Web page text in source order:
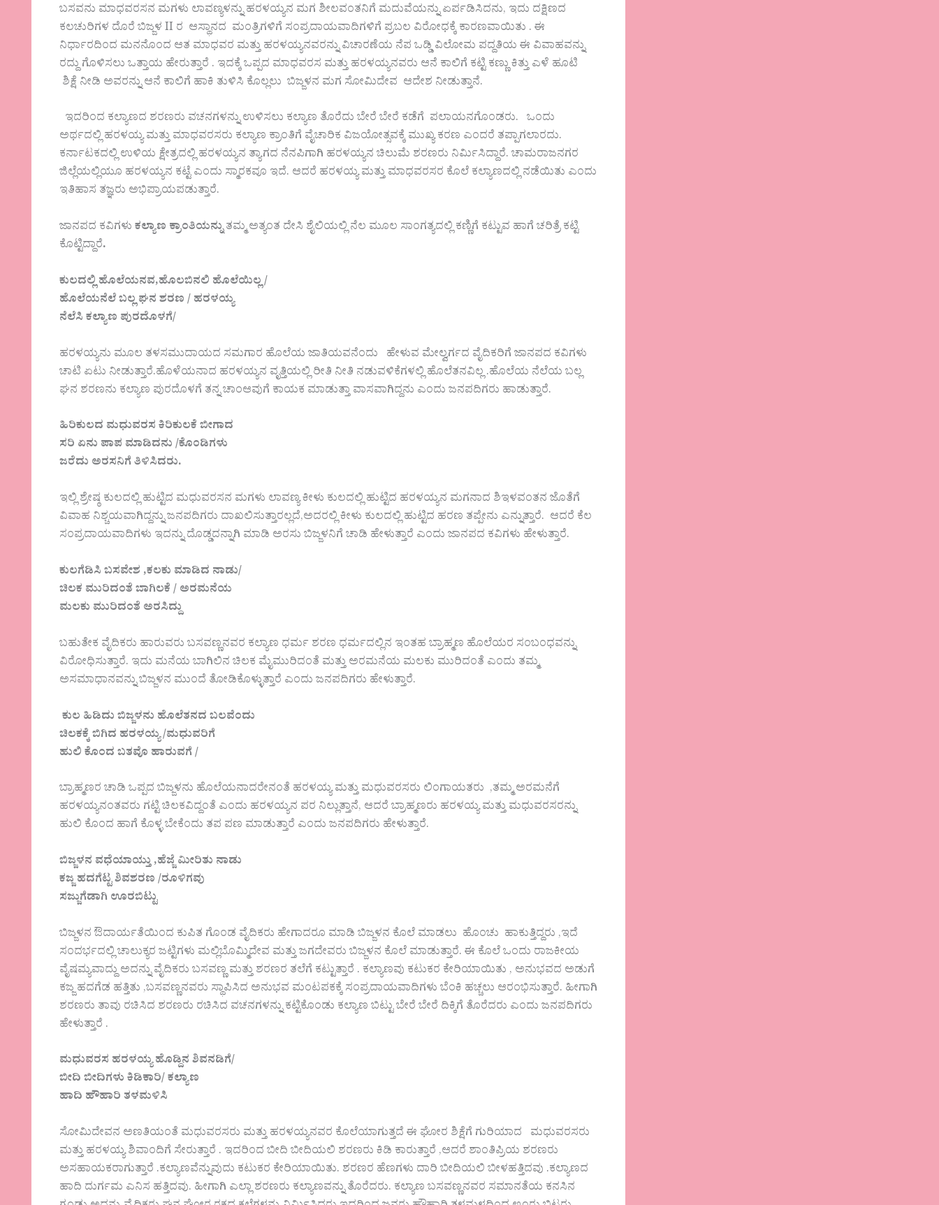
ಬಸವನು ಮಾಧವರಸನ ಮಗಳು ಲಾವಣ್ಯಳನ್ನು ಹರಳಯ್ಯನ ಮಗ ಶೀಲವಂತನಿಗೆ ಮದುವೆಯನ್ನು ಏರ್ಪಡಿಸಿದನು, ಇದು ದಕ್ಷಿಣದ
ಕಲಚುರಿಗಳ ದೊರೆ ಬಿಜ್ಜಳ II ರ ಆಸ್ಥಾನದ ಮಂತ್ರಿಗಳಿಗೆ ಸಂಪ್ರದಾಯವಾದಿಗಳಿಗೆ ಪ್ರಬಲ ವಿರೋಧಕ್ಕೆ ಕಾರಣವಾಯಿತು . ಈ
ನಿರ್ಧಾರದಿಂದ ಮನನೊಂದ ಆತ ಮಾಧವರ ಮತ್ತು ಹರಳಯ್ಯನವರನ್ನು ವಿಚಾರಣೆಯ ನೆಪ ಒಡ್ಡಿ ವಿಲೋಮ ಪದ್ದತಿಯ ಈ ವಿವಾಹವನ್ನು
ರದ್ದು ಗೊಳಿಸಲು ಒತ್ತಾಯ ಹೇರುತ್ತಾರೆ . ಇದಕ್ಕೆ ಒಪ್ಪದ ಮಾಧವರಸ ಮತ್ತು ಹರಳಯ್ಯನವರು ಆನೆ ಕಾಲಿಗೆ ಕಟ್ಟಿ ಕಣ್ಣು ಕಿತ್ತು ಎಳೆ ಹೂಟಿ
ಶಿಕ್ಷೆ ನೀಡಿ ಅವರನ್ನು ಆನೆ ಕಾಲಿಗೆ ಹಾಕಿ ತುಳಿಸಿ ಕೊಲ್ಲಲು ಬಿಜ್ಜಳನ ಮಗ ಸೋಮಿದೇವ ಆದೇಶ ನೀಡುತ್ತಾನೆ.
ಇದರಿಂದ ಕಲ್ಯಾಣದ ಶರಣರು ವಚನಗಳನ್ನು ಉಳಿಸಲು ಕಲ್ಯಾಣ ತೊರೆದು ಬೇರೆ ಬೇರೆ ಕಡೆಗೆ ಪಲಾಯನಗೊಂಡರು. ಒಂದು
ಅರ್ಥದಲ್ಲಿ ಹರಳಯ್ಯ ಮತ್ತು ಮಾಧವರಸರು ಕಲ್ಯಾಣ ಕ್ರಾಂತಿಗೆ ವೈಚಾರಿಕ ವಿಜಯೋತ್ಸವಕ್ಕೆ ಮುಖ್ಯ ಕರಣ ಎಂದರೆ ತಪ್ಪಾಗಲಾರದು.
ಕರ್ನಾಟಕದಲ್ಲಿ ಉಳಿಯ ಕ್ಷೇತ್ರದಲ್ಲಿ ಹರಳಯ್ಯನ ತ್ಯಾಗದ ನೆನಪಿಗಾಗಿ ಹರಳಯ್ಯನ ಚಿಲುಮೆ ಶರಣರು ನಿರ್ಮಿಸಿದ್ದಾರೆ. ಚಾಮರಾಜನಗರ
ಜಿಲ್ಲೆಯಲ್ಲಿಯೂ ಹರಳಯ್ಯನ ಕಟ್ಟೆ ಎಂದು ಸ್ಮಾರಕವೂ ಇದೆ. ಆದರೆ ಹರಳಯ್ಯ ಮತ್ತು ಮಾಧವರಸರ ಕೊಲೆ ಕಲ್ಯಾಣದಲ್ಲಿ ನಡೆಯಿತು ಎಂದು
ಇತಿಹಾಸ ತಜ್ಞರು ಅಭಿಪ್ರಾಯಪಡುತ್ತಾರೆ.
ಜಾನಪದ ಕವಿಗಳುಕಲ್ಯಾಣ ಕ್ರಾಂತಿಯನ್ನುತಮ್ಮ ಅತ್ಯಂತ ದೇಸಿ ಶೈಲಿಯಲ್ಲಿ ನೆಲ ಮೂಲ ಸಾಂಗತ್ಯದಲ್ಲಿ ಕಣ್ಣಿಗೆ ಕಟ್ಟುವ ಹಾಗೆ ಚರಿತ್ರೆ ಕಟ್ಟಿ
ಕೊಟ್ಟಿದ್ದಾರೆ.
ಕುಲದಲ್ಲಿ ಹೊಲೆಯನವ,ಹೊಲಬಿನಲಿ ಹೊಲೆಯಿಲ್ಲ /
ಹೊಲೆಯನೆಲೆ ಬಲ್ಲ ಘನ ಶರಣ / ಹರಳಯ್ಯ
ನೆಲೆಸಿ ಕಲ್ಯಾಣ ಪುರದೊಳಗೆ/
ಹರಳಯ್ಯನು ಮೂಲ ತಳಸಮುದಾಯದ ಸಮಗಾರ ಹೊಲೆಯ ಜಾತಿಯವನೆಂದು ಹೇಳುವ ಮೇಲ್ವರ್ಗದ ವೈದಿಕರಿಗೆ ಜಾನಪದ ಕವಿಗಳು
ಚಾಟಿ ಏಟು ನೀಡುತ್ತಾರೆ.ಹೊಳೆಯನಾದ ಹರಳಯ್ಯನ ವೃತ್ತಿಯಲ್ಲಿ ರೀತಿ ನೀತಿ ನಡುವಳಿಕೆಗಳಲ್ಲಿ ಹೊಲೆತನವಿಲ್ಲ .ಹೊಲೆಯ ನೆಲೆಯ ಬಲ್ಲ
ಘನ ಶರಣನು ಕಲ್ಯಾಣ ಪುರದೊಳಗೆ ತನ್ನ ಚಾಂಆವುಗೆ ಕಾಯಕ ಮಾಡುತ್ತಾ ವಾಸವಾಗಿದ್ದನು ಎಂದು ಜನಪದಿಗರು ಹಾಡುತ್ತಾರೆ.
ಹಿರಿಕುಲದ ಮಧುವರಸ ಕಿರಿಕುಲಕೆ ಬೀಗಾದ
ಸರಿ ಏನು ಪಾಪ ಮಾಡಿದನು /ಕೊಂಡಿಗಳು
ಜರೆದು ಅರಸನಿಗೆ ತಿಳಿಸಿದರು.
ಇಲ್ಲಿ ಶ್ರೇಷ್ಠ ಕುಲದಲ್ಲಿ ಹುಟ್ಟಿದ ಮಧುವರಸನ ಮಗಳು ಲಾವಣ್ಯ ಕೀಳು ಕುಲದಲ್ಲಿ ಹುಟ್ಟಿದ ಹರಳಯ್ಯನ ಮಗನಾದ ಶಿಇಳವಂತನ ಜೊತೆಗೆ
ವಿವಾಹ ನಿಶ್ಚಯವಾಗಿದ್ದನ್ನು ಜನಪದಿಗರು ದಾಖಲಿಸುತ್ತಾರಲ್ಲದೆ,ಅದರಲ್ಲಿ ಕೀಳು ಕುಲದಲ್ಲಿ ಹುಟ್ಟಿದ ಹರಣ ತಪ್ಪೇನು ಎನ್ನುತ್ತಾರೆ. ಆದರೆ ಕೆಲ
ಸಂಪ್ರದಾಯವಾದಿಗಳು ಇದನ್ನು ದೊಡ್ಡದನ್ನಾಗಿ ಮಾಡಿ ಅರಸು ಬಿಜ್ಜಳನಿಗೆ ಚಾಡಿ ಹೇಳುತ್ತಾರೆ ಎಂದು ಜಾನಪದ ಕವಿಗಳು ಹೇಳುತ್ತಾರೆ.
ಕುಲಗೆಡಿಸಿ ಬಸವೇಶ ,ಕಲಕು ಮಾಡಿದ ನಾಡು/
ಚಿಲಕ ಮುರಿದಂತೆ ಬಾಗಿಲಕೆ / ಅರಮನೆಯ
ಮಲಕು ಮುರಿದಂತೆ ಅರಸಿದ್ದು
ಬಹುತೇಕ ವೈದಿಕರು ಹಾರುವರು ಬಸವಣ್ಣನವರ ಕಲ್ಯಾಣ ಧರ್ಮ ಶರಣ ಧರ್ಮದಲ್ಲಿನ ಇಂತಹ ಬ್ರಾಹ್ಮಣ ಹೊಲೆಯರ ಸಂಬಂಧವನ್ನು
ವಿರೋಧಿಸುತ್ತಾರೆ. ಇದು ಮನೆಯ ಬಾಗಿಲಿನ ಚಿಲಕ ಮೈಮುರಿದಂತೆ ಮತ್ತು ಅರಮನೆಯ ಮಲಕು ಮುರಿದಂತೆ ಎಂದು ತಮ್ಮ
ಅಸಮಾಧಾನವನ್ನು ಬಿಜ್ಜಳನ ಮುಂದೆ ತೋಡಿಕೊಳ್ಳುತ್ತಾರೆ ಎಂದು ಜನಪದಿಗರು ಹೇಳುತ್ತಾರೆ.
ಕುಲ ಹಿಡಿದು ಬಿಜ್ಜಳನು ಹೊಲೆತನದ ಬಲವೆಂದು
ಚಿಲಕಕ್ಕೆ ಬಿಗಿದ ಹರಳಯ್ಯ /ಮಧುವರಿಗೆ
ಹುಲಿ ಕೊಂದ ಬತವೊ ಹಾರುವಗೆ /
ಬ್ರಾಹ್ಮಣರ ಚಾಡಿ ಒಪ್ಪದ ಬಿಜ್ಜಳನು ಹೊಲೆಯನಾದರೇನಂತೆ ಹರಳಯ್ಯ ಮತ್ತು ಮಧುವರಸರು ಲಿಂಗಾಯತರು ,ತಮ್ಮ ಅರಮನೆಗೆ
ಹರಳಯ್ಯನಂತವರು ಗಟ್ಟಿ ಚಿಲಕವಿದ್ದಂತೆ ಎಂದು ಹರಳಯ್ಯನ ಪರ ನಿಲ್ಲುತ್ತಾನೆ, ಆದರೆ ಬ್ರಾಹ್ಮಣರು ಹರಳಯ್ಯ ಮತ್ತು ಮಧುವರಸರನ್ನು
ಹುಲಿ ಕೊಂದ ಹಾಗೆ ಕೊಳ್ಳ ಬೇಕೆಂದು ತಪ ಪಣ ಮಾಡುತ್ತಾರೆ ಎಂದು ಜನಪದಿಗರು ಹೇಳುತ್ತಾರೆ.
ಬಿಜ್ಜಳನ ವಧೆಯಾಯ್ತು ,ಹೆಜ್ಜೆ ಮೀರಿತು ನಾಡು
ಕಜ್ಜ ಹದಗೆಟ್ಟ ಶಿವಶರಣ /ರೂಳಿಗವು
ಸಜ್ಜುಗೆಡಾಗಿ ಊರಬಿಟ್ಟು
ಬಿಜ್ಜಳನ ಔದಾರ್ಯತೆಯಿಂದ ಕುಪಿತ ಗೊಂಡ ವೈದಿಕರು ಹೇಗಾದರೂ ಮಾಡಿ ಬಿಜ್ಜಳನ ಕೊಲೆ ಮಾಡಲು ಹೊಂಚು ಹಾಕುತ್ತಿದ್ದರು ,ಇದೆ
ಸಂದರ್ಭದಲ್ಲಿ ಚಾಲುಕ್ಯರ ಜಟ್ಟಿಗಳು ಮಲ್ಲಿಬೊಮ್ಮಿದೇವ ಮತ್ತು ಜಗದೇವರು ಬಿಜ್ಜಳನ ಕೊಲೆ ಮಾಡುತ್ತಾರೆ. ಈ ಕೊಲೆ ಒಂದು ರಾಜಕೀಯ
ವೈಷಮ್ಯವಾದ್ದು ಅದನ್ನು ವೈದಿಕರು ಬಸವಣ್ಣ ಮತ್ತು ಶರಣರ ತಲೆಗೆ ಕಟ್ಟುತ್ತಾರೆ . ಕಲ್ಯಾಣವು ಕಟುಕರ ಕೇರಿಯಾಯಿತು , ಅನುಭವದ ಅಡುಗೆ
ಕಜ್ಜ ಹದಗೆಡ ಹತ್ತಿತು ,ಬಸವಣ್ಣನವರು ಸ್ಥಾಪಿಸಿದ ಅನುಭವ ಮಂಟಪಕಕ್ಕೆ ಸಂಪ್ರದಾಯವಾದಿಗಳು ಬೆಂಕಿ ಹಚ್ಚಲು ಆರಂಭಿಸುತ್ತಾರೆ. ಹೀಗಾಗಿ
ಶರಣರು ತಾವು ರಚಿಸಿದ ಶರಣರು ರಚಿಸಿದ ವಚನಗಳನ್ನು ಕಟ್ಟಿಕೊಂಡು ಕಲ್ಯಾಣ ಬಿಟ್ಟು ಬೇರೆ ಬೇರೆ ದಿಕ್ಕಿಗೆ ತೊರೆದರು ಎಂದು ಜನಪದಿಗರು
ಹೇಳುತ್ತಾರೆ .
ಮಧುವರಸ ಹರಳಯ್ಯ ಹೊಡ್ದಿನ ಶಿವನಡಿಗೆ/
ಬೀದಿ ಬೀದಿಗಳು ಕಿಡಿಕಾರಿ/ ಕಲ್ಯಾಣ
ಹಾದಿ ಹೌಹಾರಿ ತಳಮಳಿಸಿ
ಸೋಮಿದೇವನ ಅಣತಿಯಂತೆ ಮಧುವರಸರು ಮತ್ತು ಹರಳಯ್ಯನವರ ಕೊಲೆಯಾಗುತ್ತದೆ ಈ ಘೋರ ಶಿಕ್ಷೆಗೆ ಗುರಿಯಾದ ಮಧುವರಸರು
ಮತ್ತು ಹರಳಯ್ಯ ಶಿವಾಂದಿಗೆ ಸೇರುತ್ತಾರೆ . ಇದರಿಂದ ಬೀದಿ ಬೀದಿಯಲಿ ಶರಣರು ಕಿಡಿ ಕಾರುತ್ತಾರೆ ,ಆದರೆ ಶಾಂತಿಪ್ರಿಯ ಶರಣರು
ಅಸಹಾಯಕರಾಗುತ್ತಾರೆ .ಕಲ್ಯಾಣವೆನ್ನುವುದು ಕಟುಕರ ಕೇರಿಯಾಯಿತು. ಶರಣರ ಹೆಣಗಳು ದಾರಿ ಬೀದಿಯಲಿ ಬೀಳಹತ್ತಿದವು .ಕಲ್ಯಾಣದ
ಹಾದಿ ದುರ್ಗಮ ಎನಿಸ ಹತ್ತಿದವು. ಹೀಗಾಗಿ ಎಲ್ಲಾ ಶರಣರು ಕಲ್ಯಾಣವನ್ನು ತೊರೆದರು. ಕಲ್ಯಾಣ ಬಸವಣ್ಣನವರ ಸಮಾನತೆಯ ಕನಸಿನ